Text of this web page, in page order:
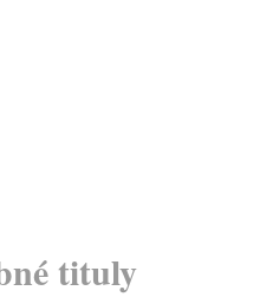
tituly